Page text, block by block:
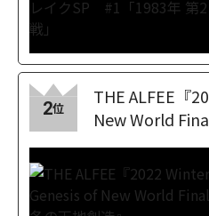
2位
THE ALFEE『
New World